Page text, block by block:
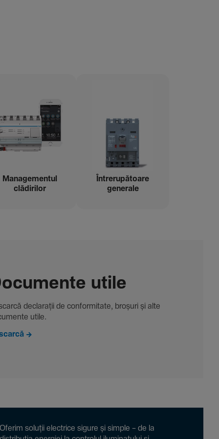
Managementul
clădi­rilor
Între­ru­pă­toare
gene­rale
utile
decla­rații de conformitate, broșuri și alte
utile.
soluții electrice sigure și simple – de la